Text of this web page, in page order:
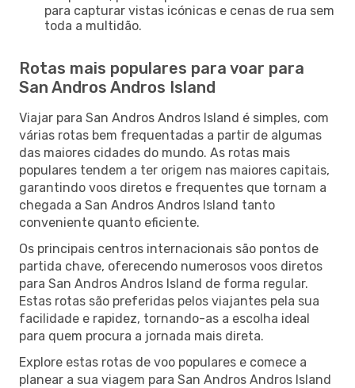
para capturar vistas icónicas e cenas de rua sem
toda a multidão.
Rotas mais populares para voar para
San Andros Andros Island
Viajar para San Andros Andros Island é simples, com
várias rotas bem frequentadas a partir de algumas
das maiores cidades do mundo. As rotas mais
populares tendem a ter origem nas maiores capitais,
garantindo voos diretos e frequentes que tornam a
chegada a San Andros Andros Island tanto
conveniente quanto eficiente.
Os principais centros internacionais são pontos de
partida chave, oferecendo numerosos voos diretos
para San Andros Andros Island de forma regular.
Estas rotas são preferidas pelos viajantes pela sua
facilidade e rapidez, tornando-as a escolha ideal
para quem procura a jornada mais direta.
Explore estas rotas de voo populares e comece a
planear a sua viagem para San Andros Andros Island